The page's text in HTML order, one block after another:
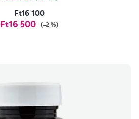
Ft16 100
Ft16 500 (–2 %)